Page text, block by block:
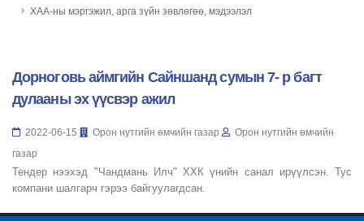
ХАА-ны мэргэжил, арга зүйн зөвлөгөө, мэдээлэл
Дорноговь аймгийн Сайншанд сумын 7- р багт
дулааны эх үүсвэр ажил
2022-06-15 Орон нутгийн өмчийн газар
Орон нутгийн өмчийн
газар
Тендер нээхэд "Чандмань Илч" ХХК үнийн санал ирүүлсэн. Тус
компани шалгарч гэрээ байгуулагдсан.